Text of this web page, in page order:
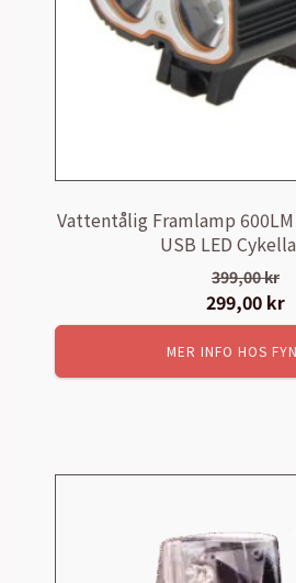
Vattentålig Framlamp 600LM
USB LED
399,00kr
Det
priset
var:
299,00 kr
MER INFO HOS